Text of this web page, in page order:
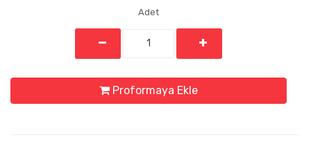
Adet
Proformaya Ekle